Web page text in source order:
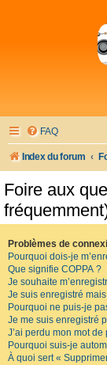
FAQ
Index du forum
Foire aux
Problèmes de
Pourquoi dois-je
Que signifie COPPA ?
Je souhaite
Je suis enregistré
Pourquoi ne puis-je
Je me suis enregistré
J’ai perdu mon mot de
Pourquoi suis-je
À quoi sert «